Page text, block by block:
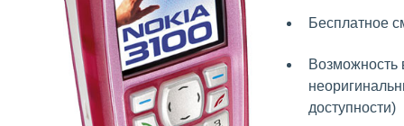
Бесплатное
Возможность
доступности)